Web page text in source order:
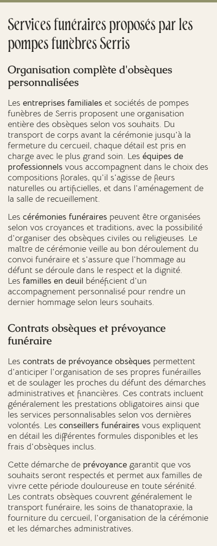
Services funéraires proposés par les
pompes funèbres Serris
Organisation complète d'obsèques
personnalisées
Les entreprises familiales et sociétés de pompes
funèbres de Serris proposent une organisation
entière des obsèques selon vos souhaits. Du
transport de corps avant la cérémonie jusqu'à la
fermeture du cercueil, chaque détail est pris en
charge avec le plus grand soin. Les équipes de
professionnels vous accompagnent dans le choix des
compositions florales, qu'il s'agisse de fleurs
naturelles ou artificielles, et dans l'aménagement de
la salle de recueillement.
Les cérémonies funéraires peuvent être organisées
selon vos croyances et traditions, avec la possibilité
d'organiser des obsèques civiles ou religieuses. Le
maître de cérémonie veille au bon déroulement du
convoi funéraire et s'assure que l'hommage au
défunt se déroule dans le respect et la dignité.
Les familles en deuil bénéficient d'un
accompagnement personnalisé pour rendre un
dernier hommage selon leurs souhaits.
Contrats obsèques et prévoyance
funéraire
Les contrats de prévoyance obsèques permettent
d'anticiper l'organisation de ses propres funérailles
et de soulager les proches du défunt des démarches
administratives et financières. Ces contrats incluent
généralement les prestations obligatoires ainsi que
les services personnalisables selon vos dernières
volontés. Les conseillers funéraires vous expliquent
en détail les différentes formules disponibles et les
frais d'obsèques inclus.
Cette démarche de prévoyance garantit que vos
souhaits seront respectés et permet aux familles de
vivre cette période douloureuse en toute sérénité.
Les contrats obsèques couvrent généralement le
transport funéraire, les soins de thanatopraxie, la
fourniture du cercueil, l'organisation de la cérémonie
et les démarches administratives.